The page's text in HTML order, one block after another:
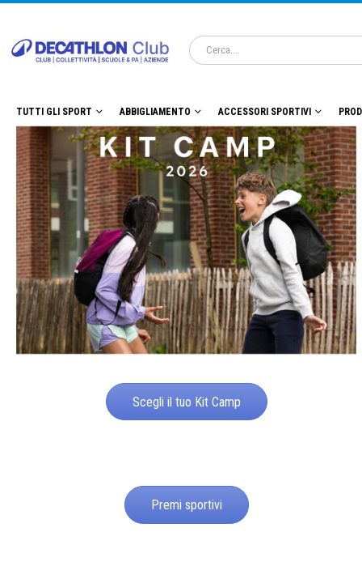
TUTTI GLI SPORT ABBIGLIAMENTO ACCESSORI SPORTIVI
Scegli il tuo Kit Camp
Premi sportivi